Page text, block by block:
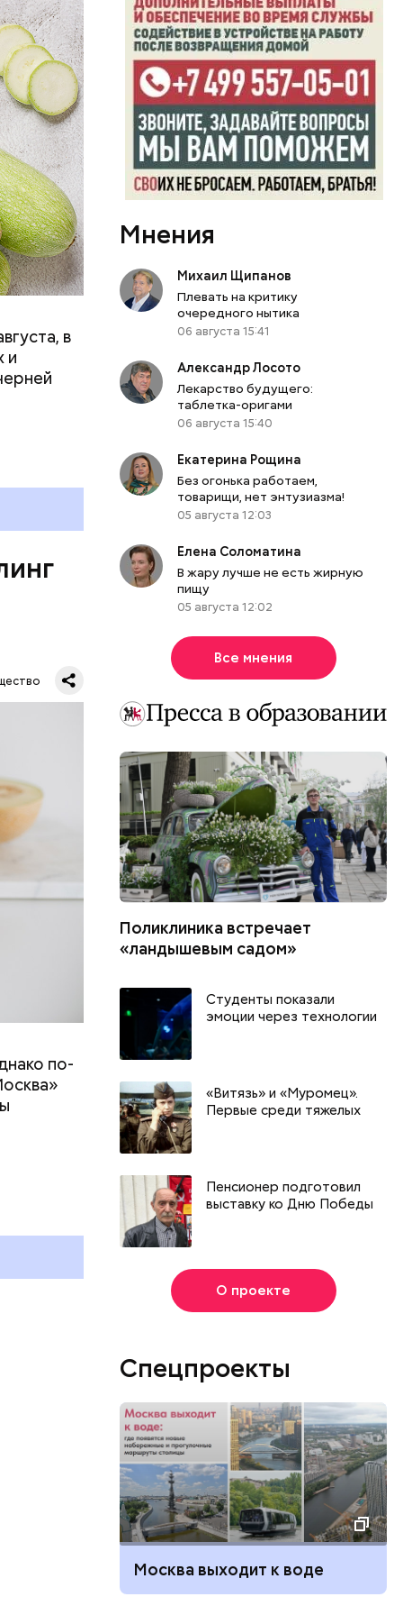
с зеркалом: какие праздники
отмечают в России и мире 3
августа
холостяка:
в
и
по-
у
Мнения
Михаил Щипанов
Плевать на критику
очередного нытика
06 августа 15:41
Александр Лосото
Лекарство будущего:
таблетка-оригами
06 августа 15:40
Екатерина Рощина
Без огонька работаем,
товарищи, нет энтузиазма!
05 августа 12:03
Елена Соломатина
В жару лучше не есть жирную
пищу
05 августа 12:02
Все мнения
Поликлиника встречает
«ландышевым садом»
Студенты показали
эмоции через технологии
«Витязь» и «Муромец».
Первые среди тяжелых
Пенсионер подготовил
выставку ко Дню Победы
О проекте
Спецпроекты
Москва выходит к воде